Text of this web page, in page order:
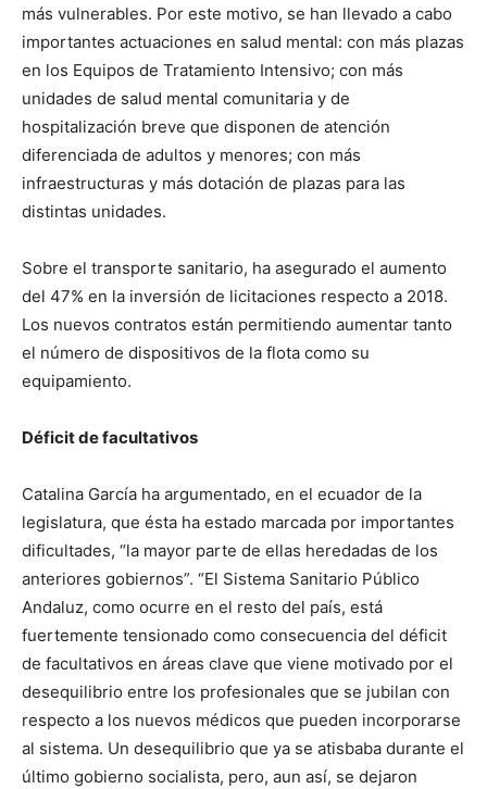
más vulnerables. Por este motivo, se han llevado a cabo
importantes actuaciones en salud mental: con más plazas
en los Equipos de Tratamiento Intensivo; con más
unidades de salud mental comunitaria y de
hospitalización breve que disponen de atención
diferenciada de adultos y menores; con más
infraestructuras y más dotación de plazas para las
distintas unidades.
Sobre el transporte sanitario, ha asegurado el aumento
del 47% en la inversión de licitaciones respecto a 2018.
Los nuevos contratos están permitiendo aumentar tanto
el número de dispositivos de la flota como su
equipamiento.
Déficit de facultativos
Catalina García ha argumentado, en el ecuador de la
legislatura, que ésta ha estado marcada por importantes
dificultades, “la mayor parte de ellas heredadas de los
anteriores gobiernos”. “El Sistema Sanitario Público
Andaluz, como ocurre en el resto del país, está
fuertemente tensionado como consecuencia del déficit
de facultativos en áreas clave que viene motivado por el
desequilibrio entre los profesionales que se jubilan con
respecto a los nuevos médicos que pueden incorporarse
al sistema. Un desequilibrio que ya se atisbaba durante el
último gobierno socialista, pero, aun así, se dejaron